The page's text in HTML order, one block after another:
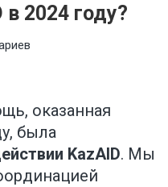
в 2024 году?
оказанная
была
KazAID. Мы